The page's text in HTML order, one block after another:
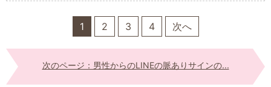
1 2 3 4 次へ
次のページ：男性からのLINEの脈ありサインの...